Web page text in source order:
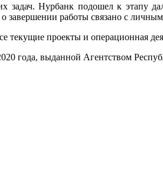
задач. Нурбанк подошел к этапу
работы связано с
проекты и операционная
года, выданной Агентством